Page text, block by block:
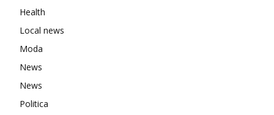
Health
Local news
Moda
News
News
Politica